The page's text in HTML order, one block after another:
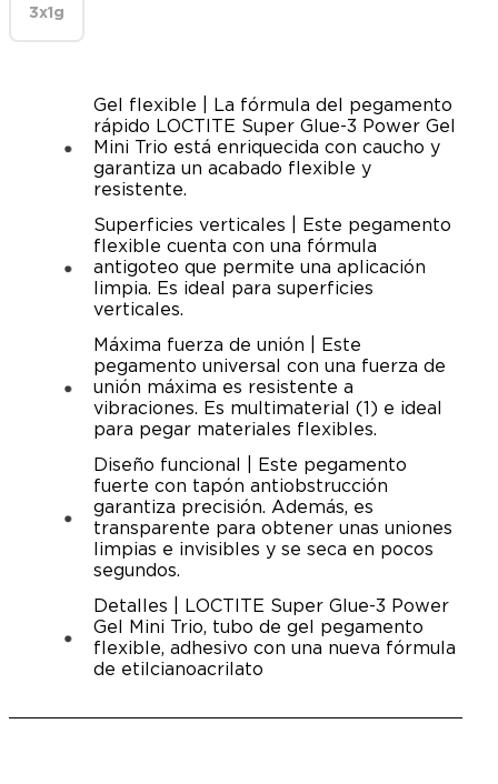
3x1g
Gel flexible | La fórmula del pegamento
rápido LOCTITE Super Glue-3 Power Gel
Mini Trio está enriquecida con caucho y
garantiza un acabado flexible y
resistente.
Superficies verticales | Este pegamento
flexible cuenta con una fórmula
antigoteo que permite una aplicación
limpia. Es ideal para superficies
verticales.
Máxima fuerza de unión | Este
pegamento universal con una fuerza de
unión máxima es resistente a
vibraciones. Es multimaterial (1) e ideal
para pegar materiales flexibles.
Diseño funcional | Este pegamento
fuerte con tapón antiobstrucción
garantiza precisión. Además, es
transparente para obtener unas uniones
limpias e invisibles y se seca en pocos
segundos.
Detalles | LOCTITE Super Glue-3 Power
Gel Mini Trio, tubo de gel pegamento
flexible, adhesivo con una nueva fórmula
de etilcianoacrilato